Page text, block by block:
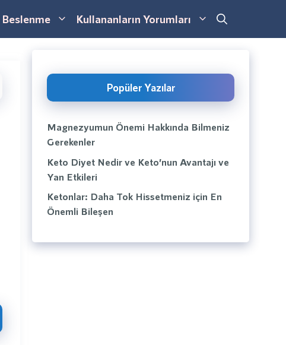
Beslenme Kullananların Yorumları
Popüler Yazılar
Magnezyumun Önemi Hakkında Bilmeniz
Gerekenler
Keto Diyet Nedir ve Keto’nun Avantajı ve
Yan Etkileri
Ketonlar: Daha Tok Hissetmeniz için En
Önemli Bileşen